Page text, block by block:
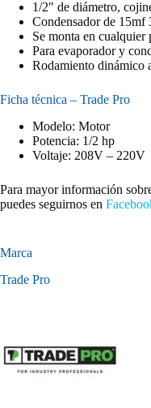
1/2″ de diámetro,
Condensador de 15mf
Se monta en cualquier
Para evaporador y
Rodamiento dinámico
Ficha técnica – Trade Pro
Modelo: Motor
Potencia: 1/2 hp
Voltaje: 208V – 220V
Para mayor información
puedes seguirnos en
Marca
Trade Pro